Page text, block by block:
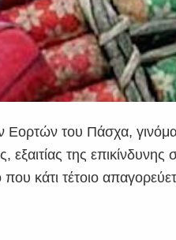
Εορτών του Πάσχα,
εξαιτίας της
κάτι τέτοιο